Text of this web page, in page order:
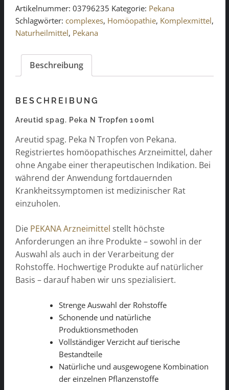
Tropfen
100ml
Menge
Artikelnummer: 03796235 Kategorie: Pekana
Schlagwörter: complexes, Homöopathie, Komplexmittel,
Naturheilmittel, Pekana
Beschreibung
BESCHREIBUNG
Areutid spag. Peka N Tropfen 100ml
Areutid spag. Peka N Tropfen von Pekana.
Registriertes homöopathisches Arzneimittel, daher
ohne Angabe einer therapeutischen Indikation. Bei
während der Anwendung fortdauernden
Krankheitssymptomen ist medizinischer Rat
einzuholen.
Die PEKANA Arzneimittel stellt höchste
Anforderungen an ihre Produkte – sowohl in der
Auswahl als auch in der Verarbeitung der
Rohstoffe. Hochwertige Produkte auf natürlicher
Basis – darauf haben wir uns spezialisiert.
Strenge Auswahl der Rohstoffe
Schonende und natürliche
Produktionsmethoden
Vollständiger Verzicht auf tierische
Bestandteile
Natürliche und ausgewogene Kombination
der einzelnen Pflanzenstoffe